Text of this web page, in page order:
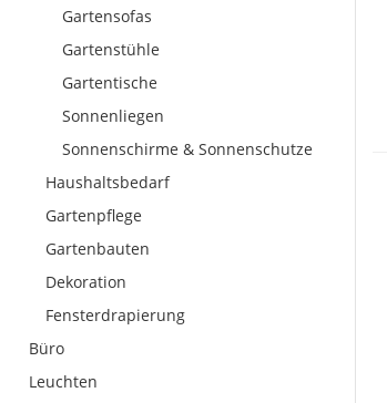
Gartensofas
Gartenstühle
Gartentische
Sonnenliegen
Sonnenschirme & Sonnenschutze
Haushaltsbedarf
Gartenpflege
Gartenbauten
Dekoration
Fensterdrapierung
Büro
Leuchten